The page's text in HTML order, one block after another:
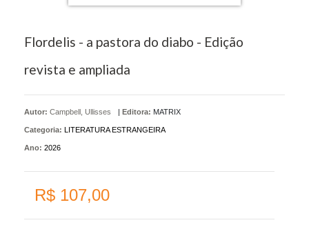
Flordelis - a pastora do diabo - Edição
revista e ampliada
Autor: Campbell, Ullisses | Editora: MATRIX
Categoria: LITERATURA ESTRANGEIRA
Ano: 2026
R$ 107,00